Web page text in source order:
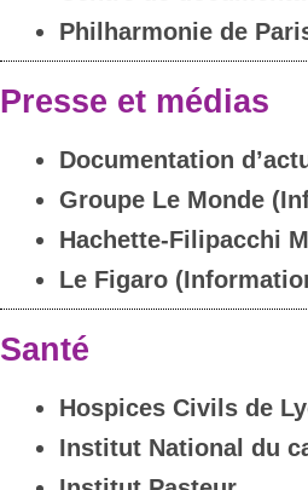
Philharmonie de
Presse et médias
Documentation
Groupe Le Monde
Hachette-Filipacchi
Le Figaro
Santé
Hospices Civils de
Institut National du